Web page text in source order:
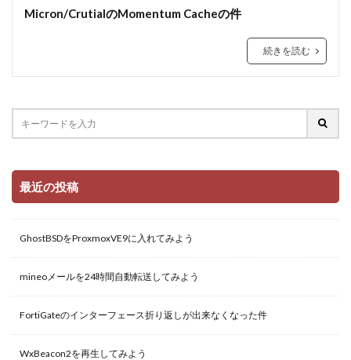
Micron/CrutialのMomentum Cacheの件
続きを読む
最近の投稿
GhostBSDをProxmoxVE9に入れてみよう
mineoメールを24時間自動転送してみよう
FortiGateのインターフェース折り返しが出来なくなった件
WxBeacon2を再生してみよう